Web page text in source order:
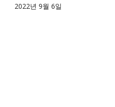
2022년 9월 6일